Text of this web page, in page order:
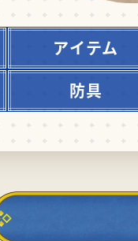
アイテム
防具